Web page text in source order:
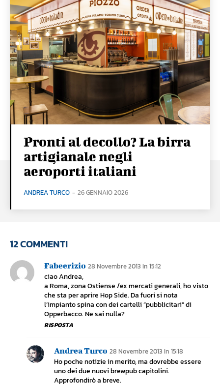
Pronti al decollo? La birra
artigianale negli
aeroporti italiani
ANDREA TURCO - 26 GENNAIO 2026
12 COMMENTI
Fabeerizio 28 Novembre 2013 In 15:12
ciao Andrea,
a Roma, zona Ostiense /ex mercati generali, ho visto
che sta per aprire Hop Side. Da fuori si nota
l’impianto spina con dei cartelli “pubblicitari” di
Opperbacco. Ne sai nulla?
RISPOSTA
Andrea Turco 28 Novembre 2013 In 15:18
Ho poche notizie in merito, ma dovrebbe essere
uno dei due nuovi brewpub capitolini.
Approfondirò a breve.